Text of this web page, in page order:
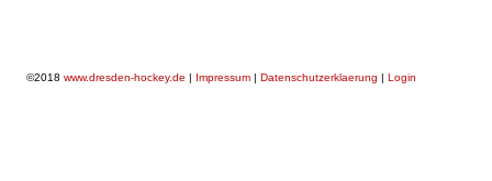
©2018 www.dresden-hockey.de | Impressum | Datenschutzerklaerung | Login